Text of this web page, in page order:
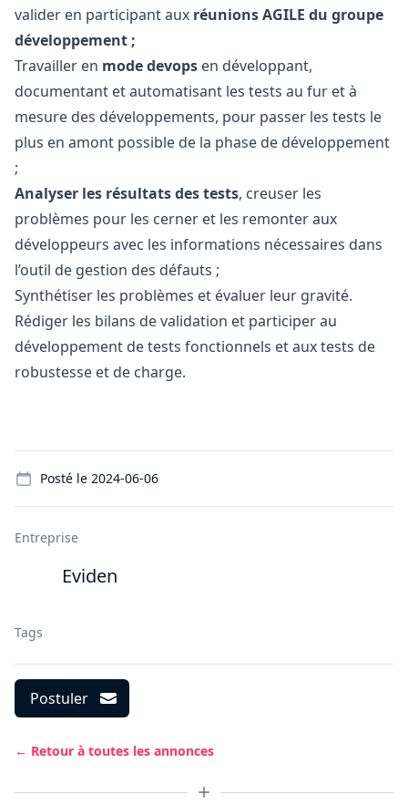
valider en participant aux réunions AGILE du groupe
développement ;
Travailler en mode devops en développant,
documentant et automatisant les tests au fur et à
mesure des développements, pour passer les tests le
plus en amont possible de la phase de développement
;
Analyser les résultats des tests, creuser les
problèmes pour les cerner et les remonter aux
développeurs avec les informations nécessaires dans
l’outil de gestion des défauts ;
Synthétiser les problèmes et évaluer leur gravité.
Rédiger les bilans de validation et participer au
développement de tests fonctionnels et aux tests de
robustesse et de charge.
Posté le 2024-06-06
Entreprise
Eviden
Tags
Postuler
← Retour à toutes les annonces